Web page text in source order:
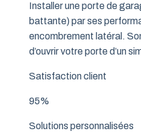
Installer une porte de
battante) par ses
encombrement latéral.
d’ouvrir votre porte d’un
Satisfaction client
95%
Solutions personnalisées